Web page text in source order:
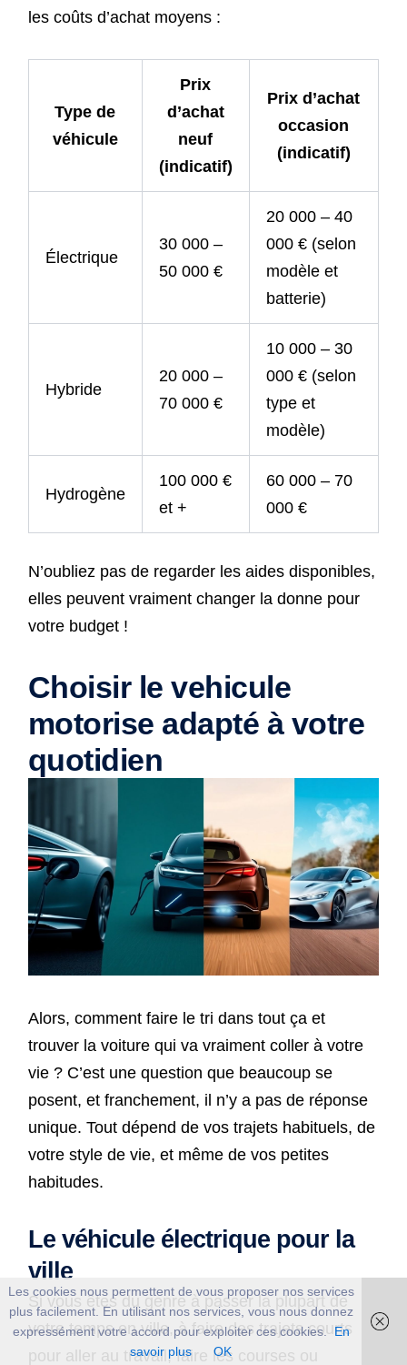
les coûts d’achat moyens :
Type de
véhicule
Prix
d’achat
neuf
(indicatif)
Prix d’achat
occasion
(indicatif)
Électrique
30 000 –
50 000 €
20 000 – 40
000 € (selon
modèle et
batterie)
Hybride
20 000 –
70 000 €
10 000 – 30
000 € (selon
type et
modèle)
Hydrogène
100 000 €
et +
60 000 – 70
000 €
N’oubliez pas de regarder les aides disponibles,
elles peuvent vraiment changer la donne pour
votre budget !
Choisir le vehicule
motorise adapté à votre
quotidien
Alors, comment faire le tri dans tout ça et
trouver la voiture qui va vraiment coller à votre
vie ? C’est une question que beaucoup se
posent, et franchement, il n’y a pas de réponse
unique. Tout dépend de vos trajets habituels, de
votre style de vie, et même de vos petites
habitudes.
Le véhicule électrique pour la
ville
Si vous êtes du genre à passer la plupart de
votre temps en ville, à faire des trajets courts
pour aller au travail, faire les courses ou
Les cookies nous permettent de vous proposer nos services
plus facilement. En utilisant nos services, vous nous donnez
expressément votre accord pour exploiter ces cookies.
En
savoir plus
OK